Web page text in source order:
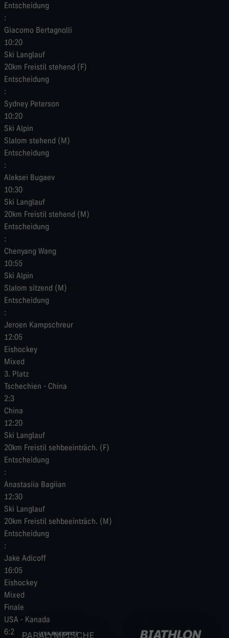
Entscheidung
:
Giacomo Bertagnolli
10:20
Ski Langlauf
20km Freistil stehend (F)
Entscheidung
:
Sydney Peterson
10:20
Ski Alpin
Slalom stehend (M)
Entscheidung
:
Aleksei Bugaev
10:30
Ski Langlauf
20km Freistil stehend (M)
Entscheidung
:
Chenyang Wang
10:55
Ski Alpin
Slalom sitzend (M)
Entscheidung
:
Jeroen Kampschreur
12:05
Eishockey
Mixed
3. Platz
Tschechien - China
2:3
China
12:20
Ski Langlauf
20km Freistil sehbeeinträch. (F)
Entscheidung
:
Anastasiia Bagiian
12:30
Ski Langlauf
20km Freistil sehbeeinträch. (M)
Entscheidung
:
Jake Adicoff
16:05
Eishockey
Mixed
Finale
USA - Kanada
6:2